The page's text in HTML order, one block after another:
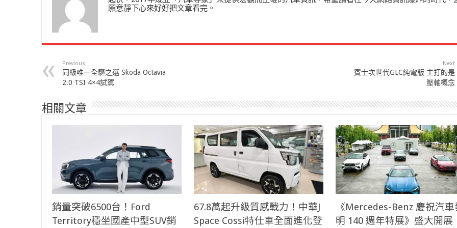
願意靜下心來好好把文章看完。
Previous
同級唯一全驅之選 Skoda Octavia
2.0 TSI 4×4試駕
Next
賓士次世代GLC純電版 主打的是
壓軸概念
相關文章
銷量突破6500台！Ford
Territory穩坐國產中型SUV銷
67.8萬起升級質感戰力！中華J
Space Cossi特仕車全面進化登
《Mercedes-Benz 慶祝汽車
明 140 週年特展》盛大開展